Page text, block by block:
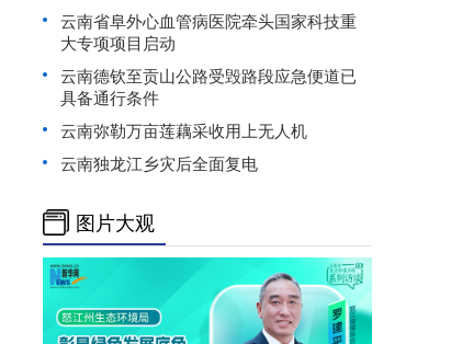
云南省阜外心血管病医院牵头国家科技重
大专项项目启动
云南德钦至贡山公路受毁路段应急便道已
具备通行条件
云南弥勒万亩莲藕采收用上无人机
云南独龙江乡灾后全面复电
图片大观